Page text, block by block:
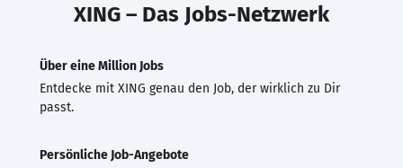
XING – Das Jobs-Netzwerk
Über eine Million Jobs
Entdecke mit XING genau den Job, der wirklich zu Dir
passt.
Persönliche Job-Angebote